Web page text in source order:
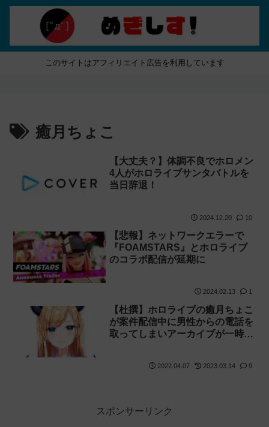
このサイトはアフィリエイト広告を利用しています
癒月ちょこ
【大丈夫？】体調不良でホロメン
4人がホロライブサンタバトルを
当日辞退！
2024.12.20 10
【悲報】ネットワークエラーで
『FOAMSTARS』とホロライブ
のコラボ配信が延期に
2024.02.13 1
【杜撰】ホロライブの癒月ちょこ
が案件配信中に男性からの電話を
取ってしまいアーカイブが一時非
2022.04.07 2023.03.14 9
スポンサーリンク